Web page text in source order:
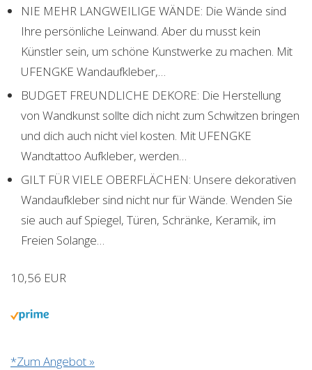
NIE MEHR LANGWEILIGE WÄNDE: Die Wände sind
Ihre persönliche Leinwand. Aber du musst kein
Künstler sein, um schöne Kunstwerke zu machen. Mit
UFENGKE Wandaufkleber,…
BUDGET FREUNDLICHE DEKORE: Die Herstellung
von Wandkunst sollte dich nicht zum Schwitzen bringen
und dich auch nicht viel kosten. Mit UFENGKE
Wandtattoo Aufkleber, werden…
GILT FÜR VIELE OBERFLÄCHEN: Unsere dekorativen
Wandaufkleber sind nicht nur für Wände. Wenden Sie
sie auch auf Spiegel, Türen, Schränke, Keramik, im
Freien Solange…
10,56 EUR
*Zum Angebot »